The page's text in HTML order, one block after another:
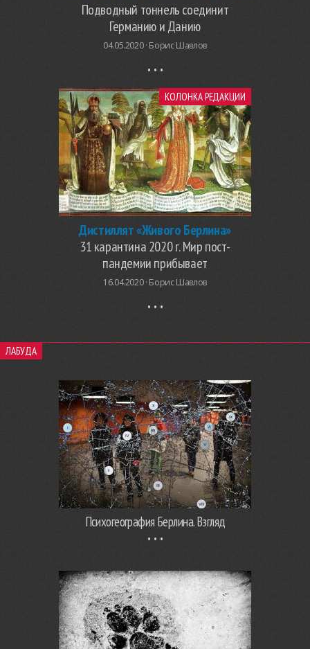
Подводный тоннель соединит
Германию и Данию
04.05.2020 · Борис Шавлов
КОЛОНКА РЕДАКЦИИ
Дистиллят «Живого Берлина»
31 карантина 2020 г. Мир пост-
пандемии прибывает
16.04.2020 · Борис Шавлов
ЛАБУДА
Психогеография Берлина. Взгляд